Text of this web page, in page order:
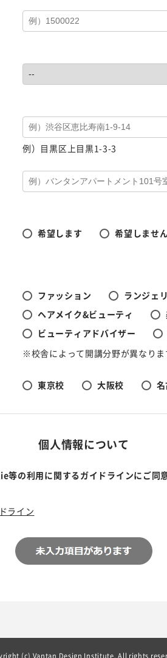
例）目黒区上目黒1-3-3
希望します 希望しませ
ファッション
ランジェ
ヘアメイク&ビューティ
ビューティアドバイザー
※校舎によって開講分野が異なりま
東京校 大阪校
個人情報について
等の利用に関するガイドラインにご同
ライン
(c) Vantan Design Institute. All rights